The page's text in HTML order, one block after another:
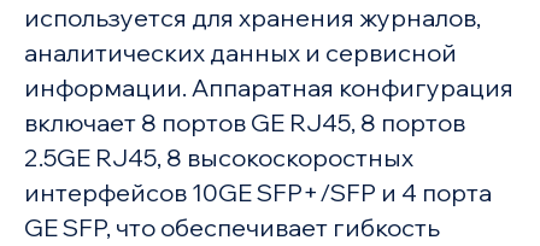
используется для хранения журналов,
аналитических данных и сервисной
информации. Аппаратная конфигурация
включает 8 портов GE RJ45, 8 портов
2.5GE RJ45, 8 высокоскоростных
интерфейсов 10GE SFP+/SFP и 4 порта
GE SFP, что обеспечивает гибкость